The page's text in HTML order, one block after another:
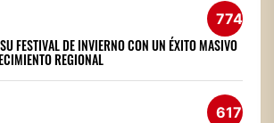
774
FESTIVAL DE INVIERNO CON UN ÉXITO MASIVO
REGIONAL
617